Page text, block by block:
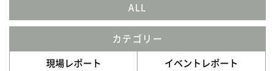
ALL
カテゴリー
現場レポート
イベントレポート